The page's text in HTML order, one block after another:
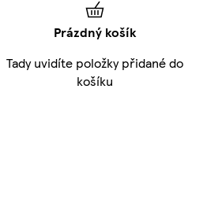
Prázdný košík
Tady uvidíte položky přidané do
košíku